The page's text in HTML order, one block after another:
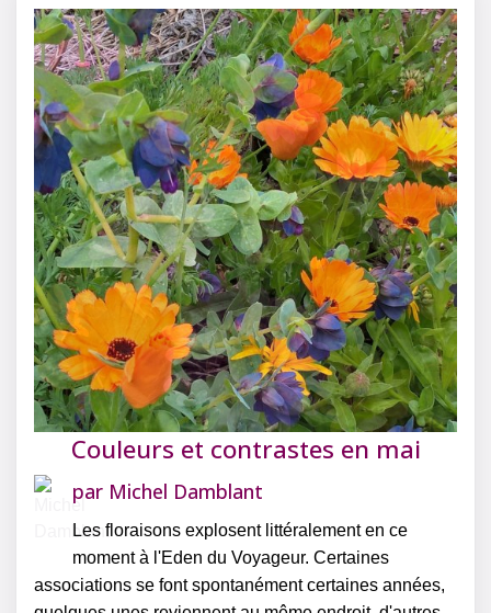
Couleurs et contrastes en mai
par Michel Damblant
Les floraisons explosent littéralement en ce
moment à l'Eden du Voyageur. Certaines
associations se font spontanément certaines années,